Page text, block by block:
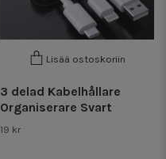
Lisää ostoskoriin
3 delad Kabelhållare
Organiserare Svart
19 kr